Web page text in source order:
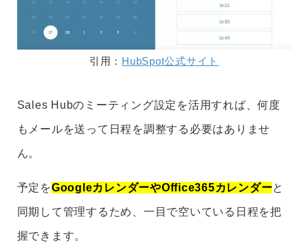
引用： HubSpot公式サイト
Sales Hubのミーティング設定を活用すれば、何度
もメールを送って日程を調整する必要はありませ
ん。
予定をGoogleカレンダーやOffice365カレンダーと
同期して管理するため、一目で空いている日程を把
握できます。